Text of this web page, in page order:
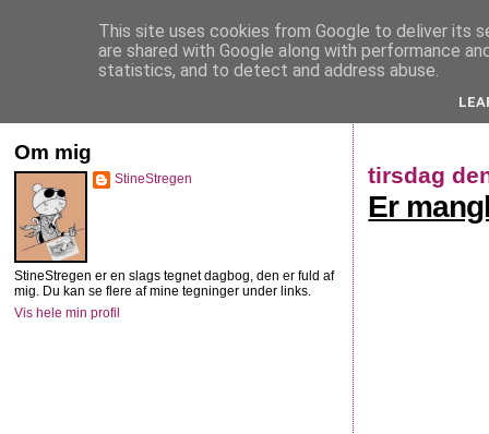
StineStregen
tirsdag
Er
Om mig
StineStregen
StineStregen er en slags tegnet dagbog, den er fuld af
mig. Du kan se flere af mine tegninger under links.
Vis hele min profil
This site uses cookies from Google to deliver its
are shared with Google along with performance
statistics, and to detect and address abuse.